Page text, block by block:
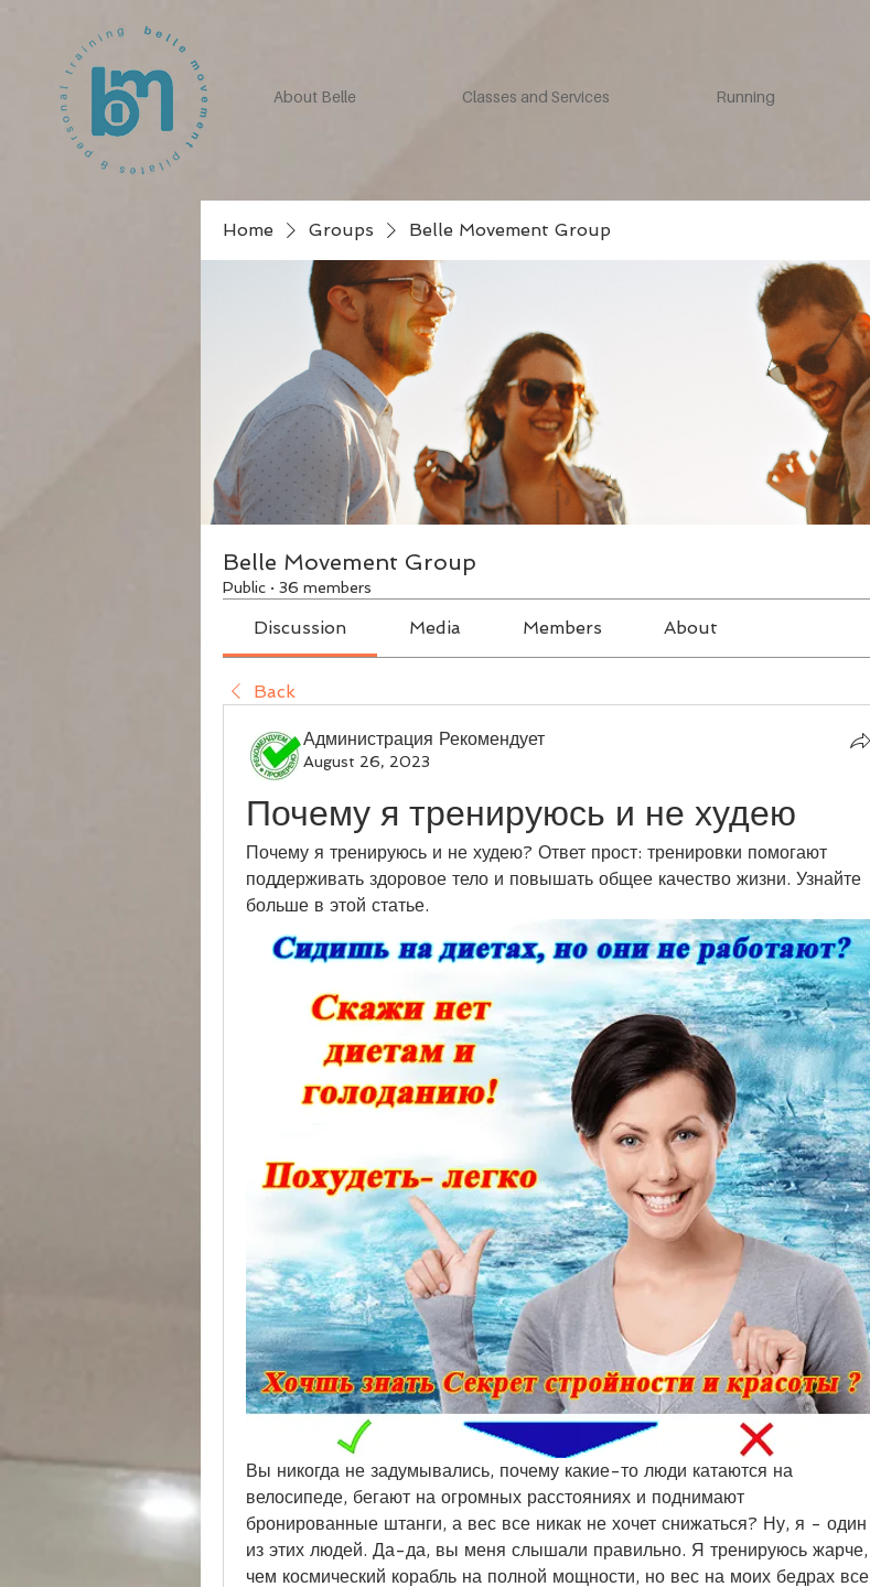
About Belle Classes and Services Running
Home Groups Belle Movement Group
Belle Movement Group
Public · 36 members
Discussion Media Members About
Back
Администрация Рекомендует
August 26, 2023
Почему я тренируюсь и не худею
Почему я тренируюсь и не худею? Ответ прост: тренировки помогают
поддерживать здоровое тело и повышать общее качество жизни. Узнайте
больше в этой статье.
Вы никогда не задумывались, почему какие-то люди катаются на
велосипеде, бегают на огромных расстояниях и поднимают
бронированные штанги, а вес все никак не хочет снижаться? Ну, я - один
из этих людей. Да-да, вы меня слышали правильно. Я тренируюсь жарче,
чем космический корабль на полной мощности, но вес на моих бедрах все